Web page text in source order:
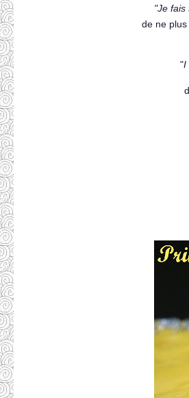
"Je fais
de ne
"I